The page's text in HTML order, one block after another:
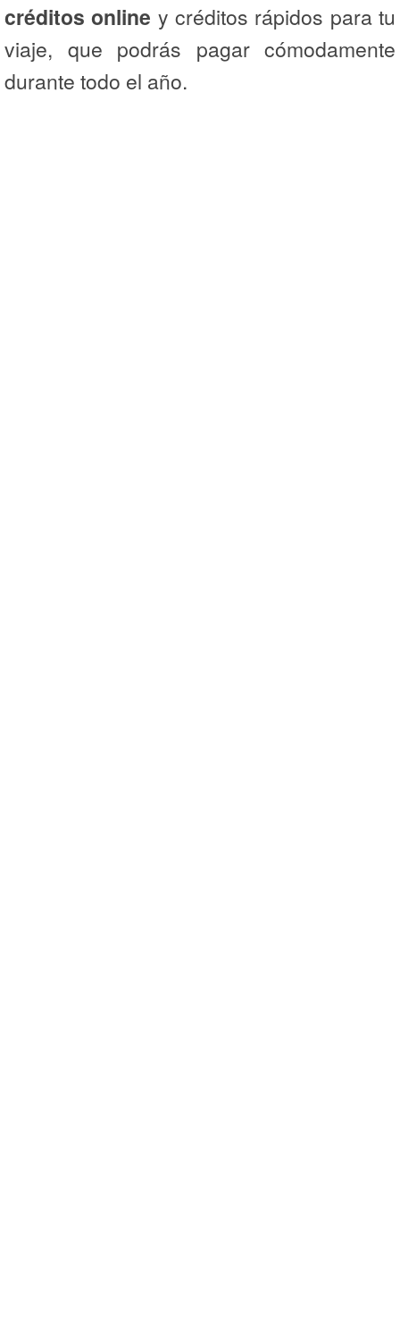
créditos online y créditos rápidos para tu
viaje, que podrás pagar cómodamente
durante todo el año.